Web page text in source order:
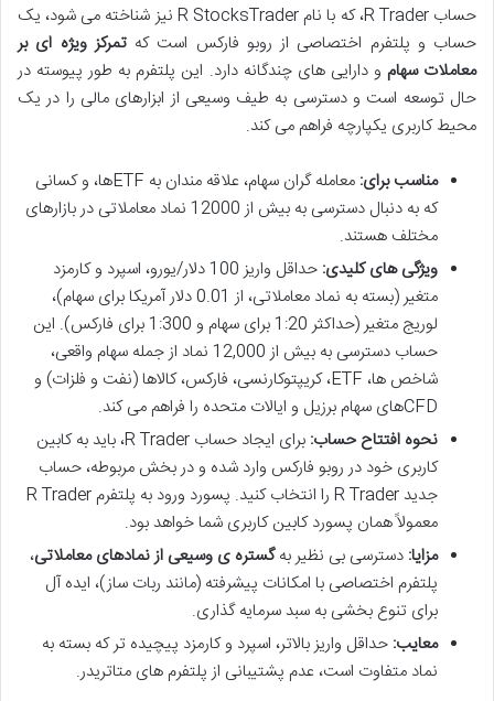
حساب R Trader، که با نام R StocksTrader نیز شناخته می شود، یک
حساب و پلتفرم اختصاصی از روبو فارکس است کهتمرکز ویژه ای بر
معاملات سهام و دارایی های چندگانه دارد. این پلتفرم به طور پیوسته در
حال توسعه است و دسترسی به طیف وسیعی از ابزارهای مالی را در یک
محیط کاربری یکپارچه فراهم می کند.
مناسب برای:
معامله گران سهام، علاقه مندان به ETFها، و کسانی
که به دنبال دسترسی به بیش از 12000 نماد معاملاتی در بازارهای
مختلف هستند.
ویژگی های کلیدی:
حداقل واریز 100 دلار/یورو، اسپرد و کارمزد
متغیر (بسته به نماد معاملاتی، از 0.01 دلار آمریکا برای سهام)،
لوریج متغیر (حداکثر 1:20 برای سهام و 1:300 برای فارکس). این
حساب دسترسی به بیش از 12,000 نماد از جمله سهام واقعی،
شاخص ها، ETF، کریپتوکارنسی، فارکس، کالاها (نفت و فلزات) و
CFDهای سهام برزیل و ایالات متحده را فراهم می کند.
نحوه افتتاح حساب:
برای ایجاد حساب R Trader، باید به کابین
کاربری خود در روبو فارکس وارد شده و در بخش مربوطه، حساب
جدید R Trader را انتخاب کنید. پسورد ورود به پلتفرم R Trader
معمولاً همان پسورد کابین کاربری شما خواهد بود.
مزایا: دسترسی بی نظیر بهگستره ی وسیعی از نمادهای معاملاتی،
پلتفرم اختصاصی با امکانات پیشرفته (مانند ربات ساز)، ایده آل
برای تنوع بخشی به سبد سرمایه گذاری.
معایب: حداقل واریز بالاتر، اسپرد و کارمزد پیچیده تر که بسته به
نماد متفاوت است، عدم پشتیبانی از پلتفرم های متاتریدر.